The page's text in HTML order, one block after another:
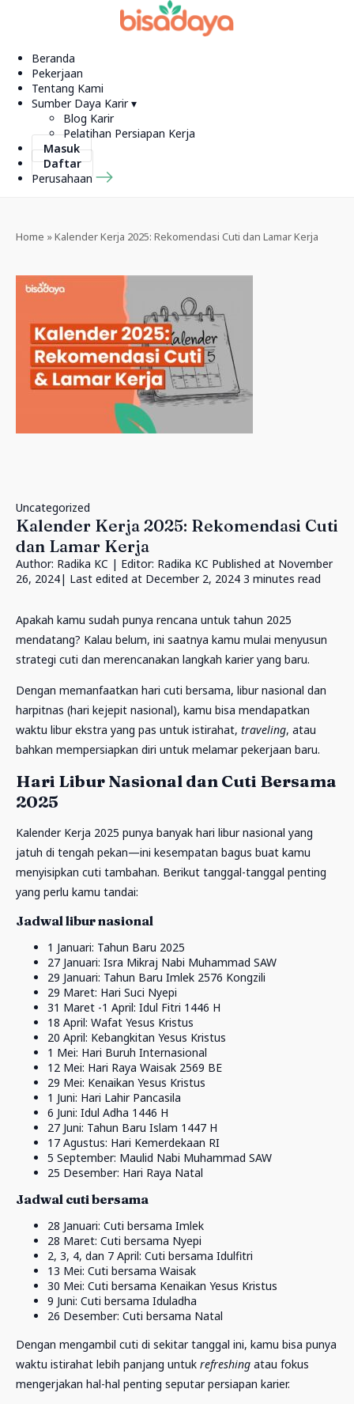
Beranda
Pekerjaan
Tentang Kami
Sumber Daya Karir ▾
Blog Karir
Pelatihan Persiapan Kerja
Masuk
Daftar
Perusahaan
Home »Kalender Kerja 2025: Rekomendasi Cuti dan Lamar Kerja
Uncategorized
Kalender Kerja 2025: Rekomendasi Cuti
dan Lamar Kerja
Author: Radika KC | Editor: Radika KC Published at November
26, 2024| Last edited at December 2, 2024 3 minutes read
Apakah kamu sudah punya rencana untuk tahun 2025
mendatang? Kalau belum, ini saatnya kamu mulai menyusun
strategi cuti dan merencanakan langkah karier yang baru.
Dengan memanfaatkan hari cuti bersama, libur nasional dan
harpitnas (hari kejepit nasional), kamu bisa mendapatkan
waktu libur ekstra yang pas untuk istirahat, traveling, atau
bahkan mempersiapkan diri untuk melamar pekerjaan baru.
Hari Libur Nasional dan Cuti Bersama
2025
Kalender Kerja 2025 punya banyak hari libur nasional yang
jatuh di tengah pekan—ini kesempatan bagus buat kamu
menyisipkan cuti tambahan. Berikut tanggal-tanggal penting
yang perlu kamu tandai:
Jadwal libur nasional
1 Januari: Tahun Baru 2025
27 Januari: Isra Mikraj Nabi Muhammad SAW
29 Januari: Tahun Baru Imlek 2576 Kongzili
29 Maret: Hari Suci Nyepi
31 Maret -1 April: Idul Fitri 1446 H
18 April: Wafat Yesus Kristus
20 April: Kebangkitan Yesus Kristus
1 Mei: Hari Buruh Internasional
12 Mei: Hari Raya Waisak 2569 BE
29 Mei: Kenaikan Yesus Kristus
1 Juni: Hari Lahir Pancasila
6 Juni: Idul Adha 1446 H
27 Juni: Tahun Baru Islam 1447 H
17 Agustus: Hari Kemerdekaan RI
5 September: Maulid Nabi Muhammad SAW
25 Desember: Hari Raya Natal
Jadwal cuti bersama
28 Januari: Cuti bersama Imlek
28 Maret: Cuti bersama Nyepi
2, 3, 4, dan 7 April: Cuti bersama Idulfitri
13 Mei: Cuti bersama Waisak
30 Mei: Cuti bersama Kenaikan Yesus Kristus
9 Juni: Cuti bersama Iduladha
26 Desember: Cuti bersama Natal
Dengan mengambil cuti di sekitar tanggal ini, kamu bisa punya
waktu istirahat lebih panjang untuk refreshing atau fokus
mengerjakan hal-hal penting seputar persiapan karier.